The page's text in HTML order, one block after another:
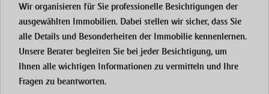
Wir organisieren für Sie professionelle Besichtigungen der
ausgewählten Immobilien. Dabei stellen wir sicher, dass Sie
alle Details und Besonderheiten der Immobilie kennenlernen.
Unsere Berater begleiten Sie bei jeder Besichtigung, um
Ihnen alle wichtigen Informationen zu vermitteln und Ihre
Fragen zu beantworten.